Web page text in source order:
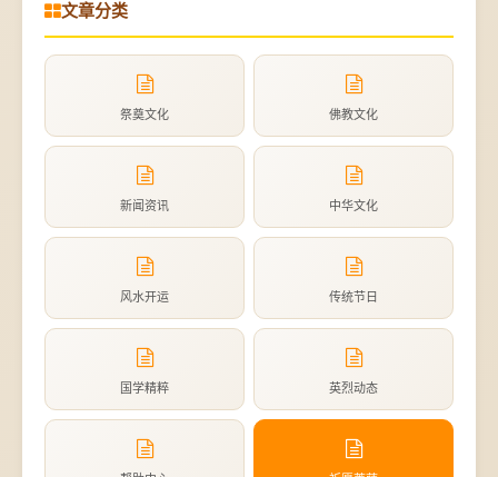
文章分类
祭奠文化 佛教文化
新闻资讯 中华文化
风水开运 传统节日
国学精粹 英烈动态